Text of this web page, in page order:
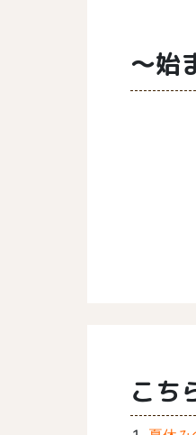
～始
こち